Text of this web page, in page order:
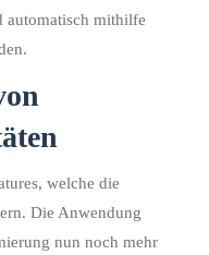
automatisch mithilfe
welche die
Die Anwendung
nun noch mehr